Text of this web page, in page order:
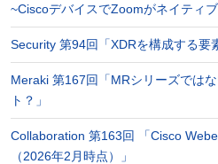
~CiscoデバイスでZoomがネイティブ
Security 第94回「XDRを構成する要
Meraki 第167回「MRシリーズでは
ト？」
Collaboration 第163回 「Cisco
（2026年2月時点）」